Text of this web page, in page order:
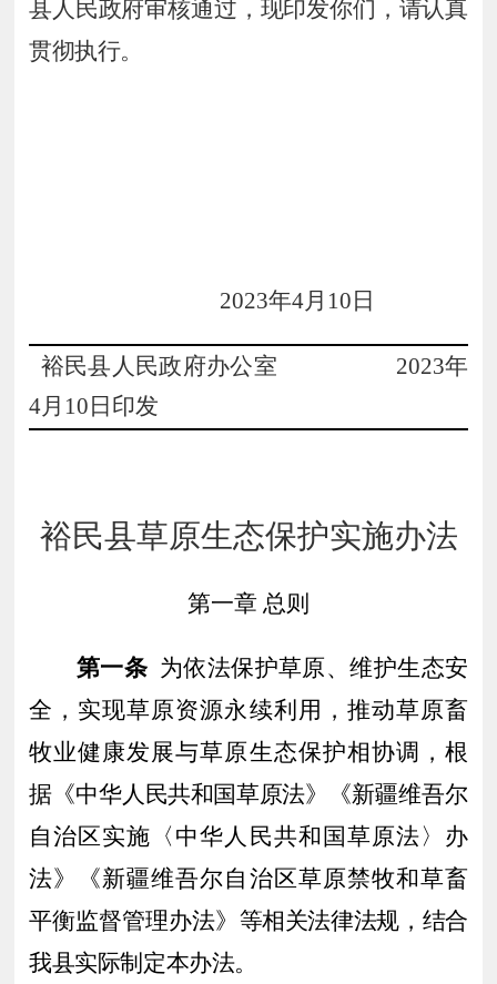
县人民政府审核通过，现印发你们，请认真
贯彻执行。
2023年4月 10 日
裕民县人民政府办公室 2023年
4月 10 日印发
裕民县草原生态保护实施办法
第一章 总则
第一条 为依法保护草原、维护生态安
全 ， 实现草原资源永续利用，推动草原畜
牧业健康发展与草原生态保护相协调，根
据《中华人民共和国草原法》
《新疆维吾尔
自治区实施〈中华人民共和国草原法〉办
法》《新疆维吾尔自治区草原禁牧和草畜
平衡监督管理办法》 等相关法律法规， 结合
我县实际制定本办法。